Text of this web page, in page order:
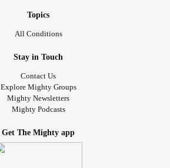
Topics
All Conditions
Stay in Touch
Contact Us
Explore Mighty Groups
Mighty Newsletters
Mighty Podcasts
Get The Mighty app